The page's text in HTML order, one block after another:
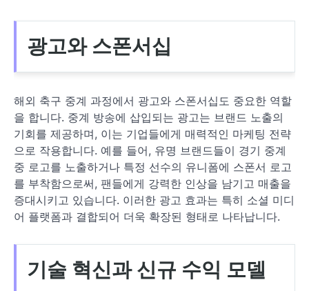
광고와 스폰서십
해외 축구 중계 과정에서 광고와 스폰서십도 중요한 역할
을 합니다. 중계 방송에 삽입되는 광고는 브랜드 노출의
기회를 제공하며, 이는 기업들에게 매력적인 마케팅 전략
으로 작용합니다. 예를 들어, 유명 브랜드들이 경기 중계
중 로고를 노출하거나 특정 선수의 유니폼에 스폰서 로고
를 부착함으로써, 팬들에게 강력한 인상을 남기고 매출을
증대시키고 있습니다. 이러한 광고 효과는 특히 소셜 미디
어 플랫폼과 결합되어 더욱 확장된 형태로 나타납니다.
기술 혁신과 신규 수익 모델